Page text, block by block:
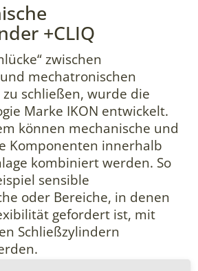
+CLIQ
zwischen
mechatronischen
zu schließen, wurde die
Marke IKON entwickelt.
können mechanische und
Komponenten innerhalb
kombiniert werden. So
sensible
oder Bereiche, in denen
gefordert ist, mit
Schließzylindern